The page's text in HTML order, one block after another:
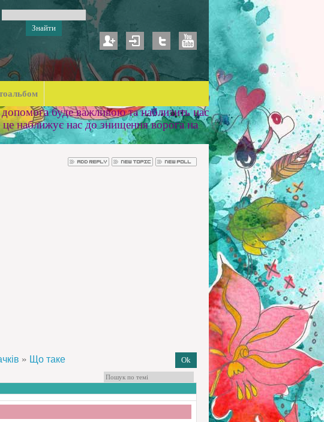
буде важливою та наблизить нас
наближує нас до знищення ворога на
» Що таке